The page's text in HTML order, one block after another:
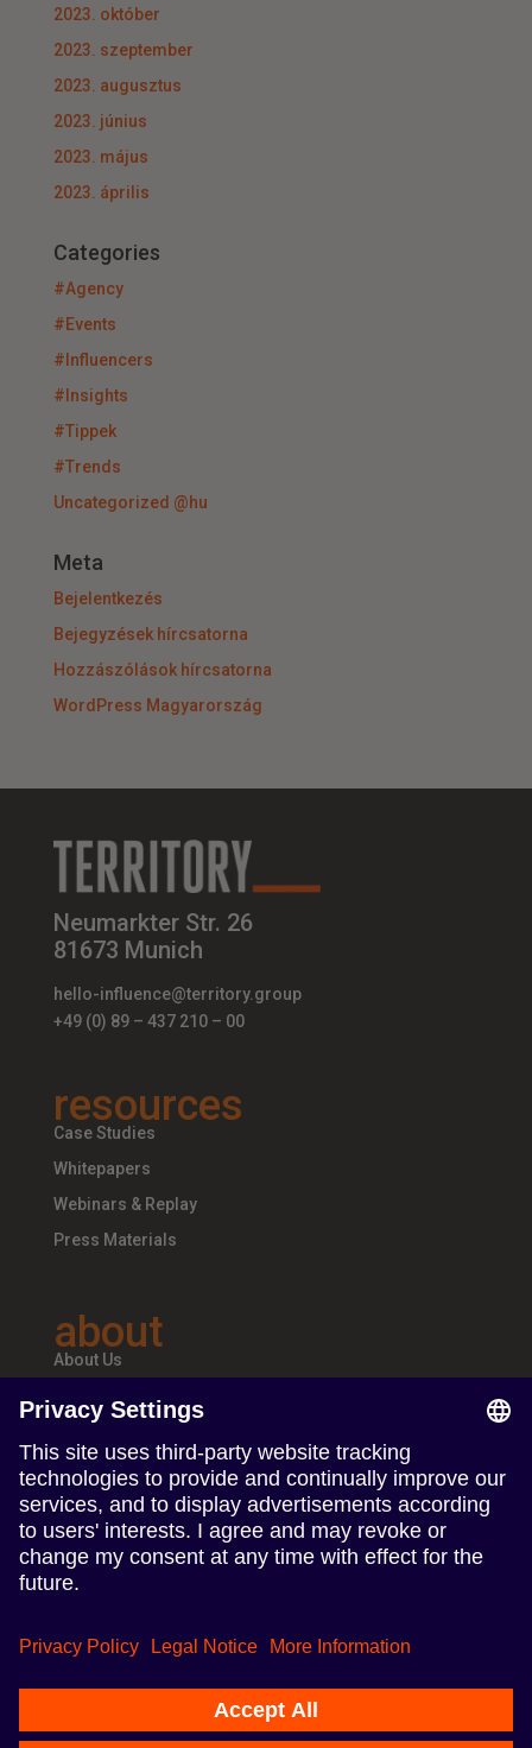
2023. október
2023. szeptember
2023. augusztus
2023. június
2023. május
2023. április
Categories
#Agency
#Events
#Influencers
#Insights
#Tippek
#Trends
Uncategorized @hu
Meta
Bejelentkezés
Bejegyzések hírcsatorna
Hozzászólások hírcsatorna
WordPress Magyarország
Neumarkter Str. 26
81673 Munich
hello-influence@territory.group
+49 (0) 89 – 437 210 – 00
resources
Case Studies
Whitepapers
Webinars & Replay
Press Materials
about
About Us
Teams & Offices
follow us
Follow us on Linkedin
Follow us on Instagram
Terms of Use Privacy Policy Impresszum